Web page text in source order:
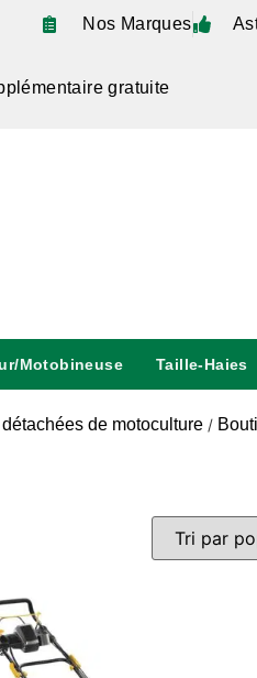
Nos Marques
gratuite
Motobineuse Taille-Haies
de motoculture /